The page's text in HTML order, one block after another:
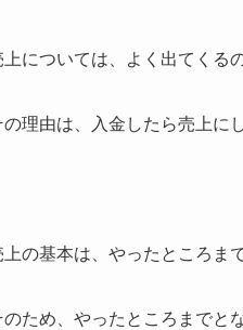
上については、よく出てくる
の理由は、入金したら売上に
上の基本は、やったところま
のため、やったところまでと